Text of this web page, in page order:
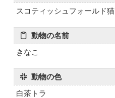
スコティッシュフォールド猫
動物の名前
きなこ
動物の色
白茶トラ